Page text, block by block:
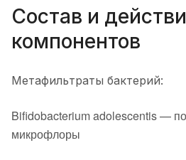
Состав и
компонентов
Метафильтраты бактерий:
Bifidobacterium adolescentis —
микрофлоры